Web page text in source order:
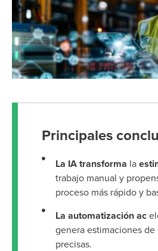
Principales
La IA transforma la
trabajo manual y
proceso más rápido y
La automatización ac
genera estimaciones de
precisas.